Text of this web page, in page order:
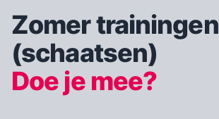
Zomer trainingen
(schaatsen)
Doe je mee?